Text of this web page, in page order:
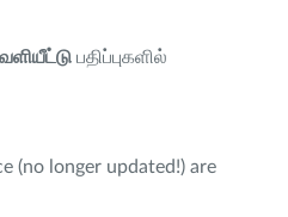
பதிப்புகளில்
(no longer updated!) are